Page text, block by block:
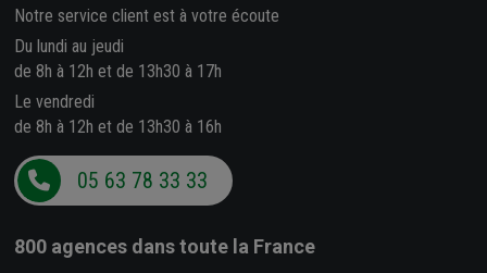
Notre service client est à votre écoute
Du lundi au jeudi
de 8h à 12h et de 13h30 à 17h
Le vendredi
de 8h à 12h et de 13h30 à 16h
05 63 78 33 33
800 agences dans toute la France